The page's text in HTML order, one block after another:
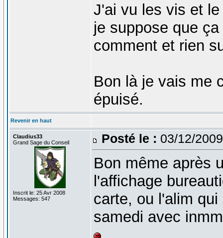
J'ai vu les vis et
je suppose que
comment et rien
Bon là je vais me
épuisé.
Revenir en haut
Claudius33
Grand Sage du Conseil
Inscrit le: 25 Avr 2008
Messages: 547
Posté le : 03/12/
Bon même après
l'affichage
carte, ou l'alim
samedi avec